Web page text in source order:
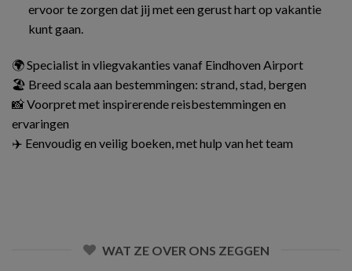
ervoor te zorgen dat jij met een gerust hart op vakantie
kunt gaan.
🌍 Specialist in vliegvakanties vanaf Eindhoven Airport
🏖️ Breed scala aan bestemmingen: strand, stad, bergen
📸 Voorpret met inspirerende reisbestemmingen en
ervaringen
✈️ Eenvoudig en veilig boeken, met hulp van het team
WAT ZE OVER ONS ZEGGEN